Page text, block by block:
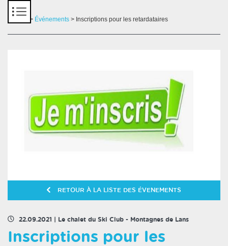
> Événements > Inscriptions pour les retardataires
RETOUR À LA LISTE DES ÉVENEMENTS
22.09.2021 Le chalet du Ski Club - Montagnes de Lans
Inscriptions pour les